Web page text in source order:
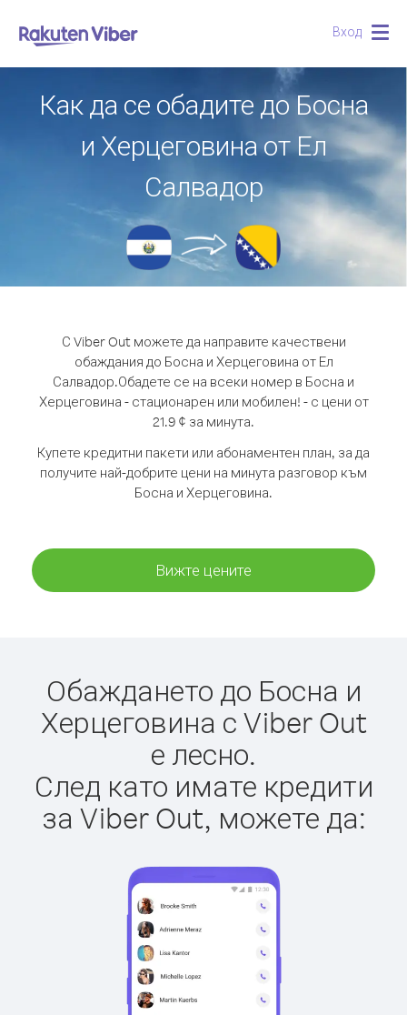
Вход
Как да се обадите до Босна
и Херцеговина от Ел
Салвадор
С Viber Out можете да направите качествени
обаждания до Босна и Херцеговина от Ел
Салвадор.Обадете се на всеки номер в Босна и
Херцеговина - стационарен или мобилен! - с цени от
21.9 ¢ за минута.
Купете кредитни пакети или абонаментен план, за да
получите най-добрите цени на минута разговор към
Босна и Херцеговина.
Вижте цените
Обаждането до Босна и
Херцеговина с Viber Out
е лесно.
След като имате кредити
за Viber Out, можете да: